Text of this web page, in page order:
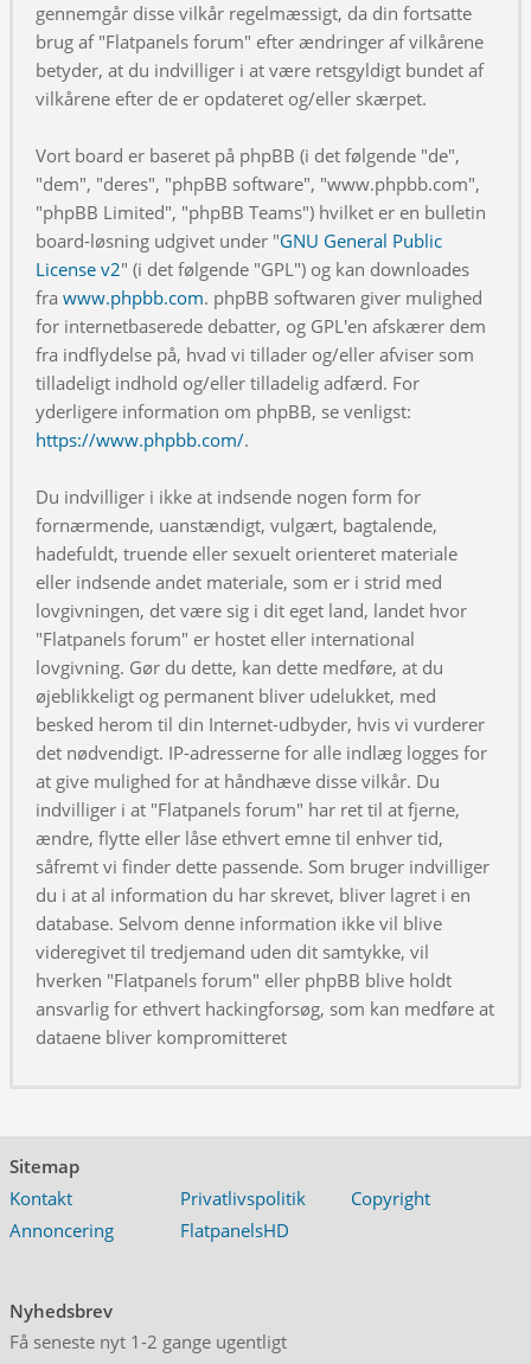
gennemgår disse vilkår regelmæssigt, da din fortsatte
brug af "Flatpanels forum" efter ændringer af vilkårene
betyder, at du indvilliger i at være retsgyldigt bundet af
vilkårene efter de er opdateret og/eller skærpet.
Vort board er baseret på phpBB (i det følgende "de",
"dem", "deres", "phpBB software", "www.phpbb.com",
"phpBB Limited", "phpBB Teams") hvilket er en bulletin
board-løsning udgivet under "GNU General Public
License v2" (i det følgende "GPL") og kan downloades
fra www.phpbb.com. phpBB softwaren giver mulighed
for internetbaserede debatter, og GPL'en afskærer dem
fra indflydelse på, hvad vi tillader og/eller afviser som
tilladeligt indhold og/eller tilladelig adfærd. For
yderligere information om phpBB, se venligst:
https://www.phpbb.com/.
Du indvilliger i ikke at indsende nogen form for
fornærmende, uanstændigt, vulgært, bagtalende,
hadefuldt, truende eller sexuelt orienteret materiale
eller indsende andet materiale, som er i strid med
lovgivningen, det være sig i dit eget land, landet hvor
"Flatpanels forum" er hostet eller international
lovgivning. Gør du dette, kan dette medføre, at du
øjeblikkeligt og permanent bliver udelukket, med
besked herom til din Internet-udbyder, hvis vi vurderer
det nødvendigt. IP-adresserne for alle indlæg logges for
at give mulighed for at håndhæve disse vilkår. Du
indvilliger i at "Flatpanels forum" har ret til at fjerne,
ændre, flytte eller låse ethvert emne til enhver tid,
såfremt vi finder dette passende. Som bruger indvilliger
du i at al information du har skrevet, bliver lagret i en
database. Selvom denne information ikke vil blive
videregivet til tredjemand uden dit samtykke, vil
hverken "Flatpanels forum" eller phpBB blive holdt
ansvarlig for ethvert hackingforsøg, som kan medføre at
dataene bliver kompromitteret
Sitemap
Kontakt
Privatlivspolitik
Copyright
Annoncering
FlatpanelsHD
Nyhedsbrev
Få seneste nyt 1-2 gange ugentligt